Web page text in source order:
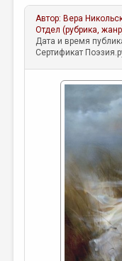
АВТОРЫ
КОММЕНТАРИИ
ЛИТСАЛОН
ПРАВИЛА САЙТА
ДАЙДЖЕСТ
ПРОИЗВЕДЕНИЯ
ПЕРЕВОДЫ
Автор: Вера
Отдел (рубрика,
Дата и время
Сертификат